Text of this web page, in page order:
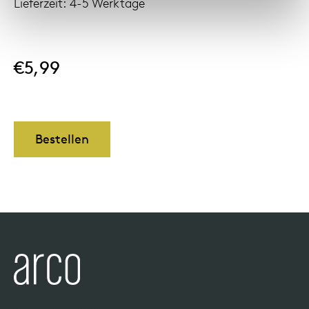
€5,99
Bestellen